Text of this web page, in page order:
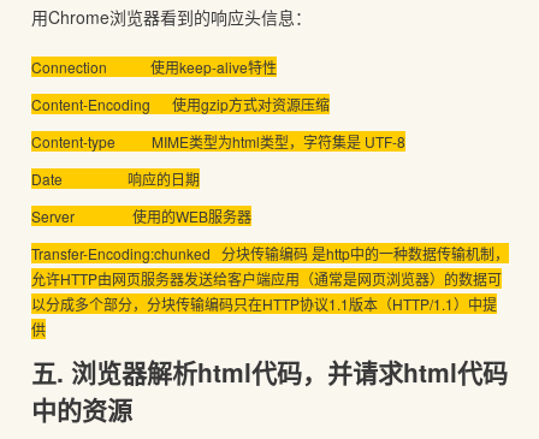
用Chrome浏览器看到的响应头信息：
Connection 使用keep-alive特性
Content-Encoding 使用gzip方式对资源压缩
Content-type MIME类型为html类型，字符集是 UTF-8
Date 响应的日期
Server 使用的WEB服务器
Transfer-Encoding:chunked 分块传输编码 是http中的一种数据传输机制，
允许HTTP由网页服务器发送给客户端应用（通常是网页浏览器）的数据可
以分成多个部分，分块传输编码只在HTTP协议1.1版本（HTTP/1.1）中提
供
五. 浏览器解析html代码，并请求html代码
中的资源